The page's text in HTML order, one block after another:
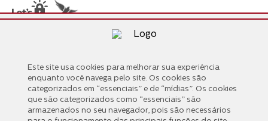
enquanto você navega pelo site. Os cookies são
categorizados em “essenciais” e de “mídias”. Os cookies
que são categorizados como “essenciais” são
armazenados no seu navegador, pois são necessários
para o funcionamento das principais funções do site.
Este site usa cookies para melhorar sua experiência
enquanto você navega pelo site. Os cookies são
categorizados em “essenciais” e de “mídias”. Os cookies
que são categorizados como “essenciais” são
armazenados no seu navegador, pois são necessários